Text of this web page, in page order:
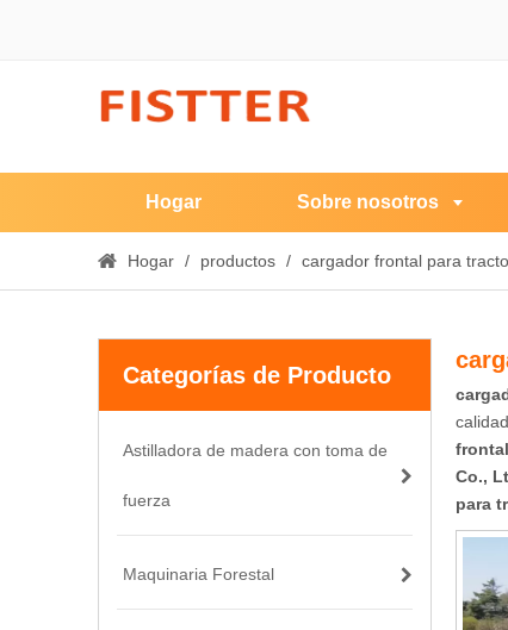
Hogar Sobre nosotros
Hogar / productos / cargador frontal para
Categorías de Producto
Astilladora de madera con toma de
fuerza
Maquinaria Forestal
Co.,
para